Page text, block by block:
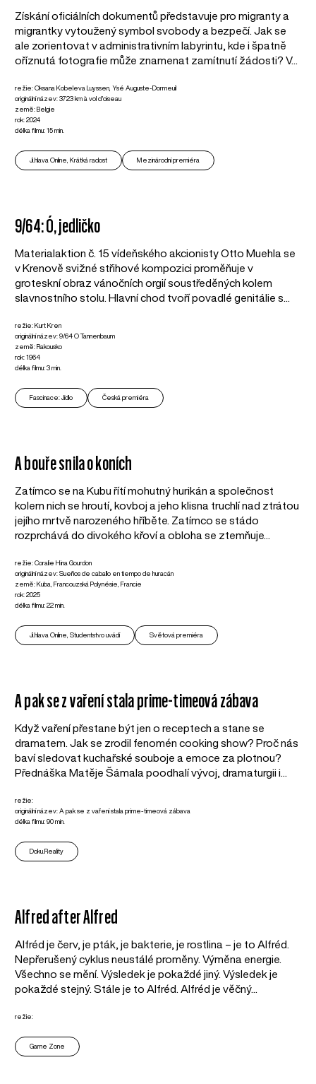
Získání oficiálních dokumentů představuje pro migranty a
migrantky vytoužený symbol svobody a bezpečí. Jak se
ale zorientovat v administrativním labyrintu, kde i špatně
oříznutá fotografie může znamenat zamítnutí žádosti? V...
režie: Oksana Kobeleva Luyssen, Ysé Auguste-Dormeuil
originální název: 3723 km à vol d'oiseau
země: Belgie
rok: 2024
délka filmu: 15 min.
Ji.hlava Online, Krátká radost Mezinárodní premiéra
9/64: Ó, jedličko
Materialaktion č. 15 vídeňského akcionisty Otto Muehla se
v Krenově svižné střihové kompozici proměňuje v
groteskní obraz vánočních orgií soustředěných kolem
slavnostního stolu. Hlavní chod tvoří povadlé genitálie s...
režie: Kurt Kren
originální název: 9/64 O Tannenbaum
země: Rakousko
rok: 1964
délka filmu: 3 min.
Fascinace: Jídlo Česká premiéra
A bouře snila o koních
Zatímco se na Kubu řítí mohutný hurikán a společnost
kolem nich se hroutí, kovboj a jeho klisna truchlí nad ztrátou
jejího mrtvě narozeného hříběte. Zatímco se stádo
rozprchává do divokého křoví a obloha se ztemňuje...
režie: Coralie Hina Gourdon
originální název: Sueños de caballo en tiempo de huracán
země: Kuba, Francouzská Polynésie, Francie
rok: 2025
délka filmu: 22 min.
Ji.hlava Online, Studentstvo uvádí Světová premiéra
A pak se z vaření stala prime-timeová zábava
Když vaření přestane být jen o receptech a stane se
dramatem. Jak se zrodil fenomén cooking show? Proč nás
baví sledovat kuchařské souboje a emoce za plotnou?
Přednáška Matěje Šámala poodhalí vývoj, dramaturgii i...
režie:
originální název: A pak se z vaření stala prime-timeová zábava
délka filmu: 90 min.
Doku.Reality
Alfred after Alfred
Alfréd je červ, je pták, je bakterie, je rostlina – je to Alfréd.
Nepřerušený cyklus neustálé proměny. Výměna energie.
Všechno se mění. Výsledek je pokaždé jiný. Výsledek je
pokaždé stejný. Stále je to Alfréd. Alfréd je věčný...
režie:
Game Zone